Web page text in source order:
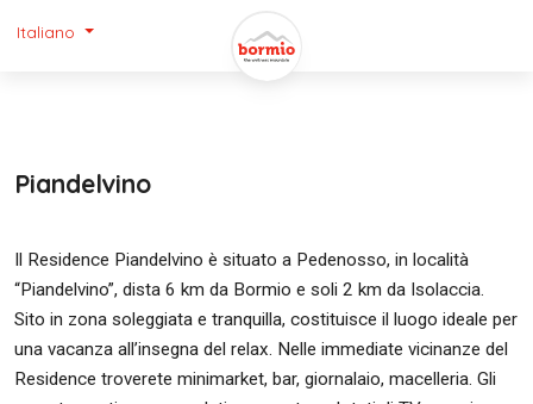
Italiano
Piandelvino
Il Residence Piandelvino è situato a Pedenosso, in località
“Piandelvino”, dista 6 km da Bormio e soli 2 km da Isolaccia.
Sito in zona soleggiata e tranquilla, costituisce il luogo ideale per
una vacanza all’insegna del relax. Nelle immediate vicinanze del
Residence troverete minimarket, bar, giornalaio, macelleria. Gli